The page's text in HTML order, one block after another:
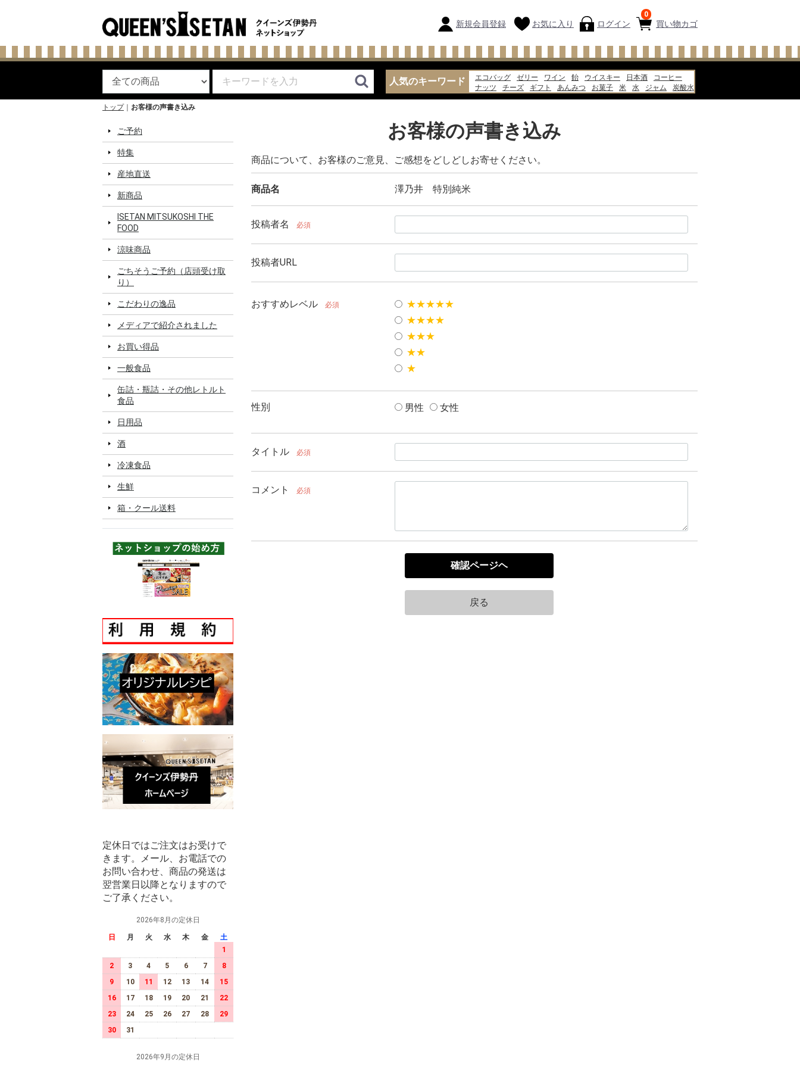
買い物カゴ
0
新規会員登録 お気に入り ログイン
人気のキーワード エコバッグ ゼリー ワイン 飴 ウイスキー 日本酒
コーヒー
ナッツ
チーズ ギフト あんみつ お菓子 米 水 ジャム
炭酸水
トップ
お客様の声書き込み
ご予約
特集
産地直送
新商品
ISETAN MITSUKOSHI THE
FOOD
涼味商品
ごちそうご予約（店頭受け取
り）
こだわりの逸品
メディアで紹介されました
お買い得品
一般食品
缶詰・瓶詰・その他レトルト
食品
日用品
酒
冷凍食品
生鮮
箱・クール送料
定休日ではご注文はお受けで
きます。メール、お電話での
お問い合わせ、商品の発送は
翌営業日以降となりますので
ご了承ください。
2026年8月の定休日
日 月 火 水 木 金
土
1
2
3 4 5 6 7
8
9
10 11 12 13 14
15
16
17 18 19 20 21
22
23
24 25 26 27 28
29
30
31
2026年9月の定休日
お客様の声書き込み
商品について、お客様のご意見、ご感想をどしどしお寄せください。
商品名 澤乃井 特別純米
投稿者名 必須
投稿者URL
おすすめレベル 必須
★★★★★
★★★★
★★★
★★
★
性別 男性 女性
タイトル 必須
コメント 必須
確認ページヘ
戻る